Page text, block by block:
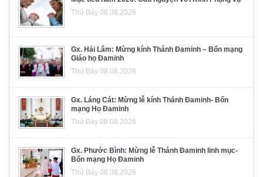
Thứ Bảy 08.08.2026
Gx. Hải Lâm: Mừng kính Thánh Đaminh – Bổn mạng
Giáo họ Đaminh
Thứ Bảy 08.08.2026
Gx. Láng Cát: Mừng lễ kính Thánh Đaminh- Bổn
mạng Họ Đaminh
Thứ Bảy 08.08.2026
Gx. Phước Bình: Mừng lễ Thánh Đaminh linh mục-
Bổn mạng Họ Đaminh
Thứ Bảy 08.08.2026